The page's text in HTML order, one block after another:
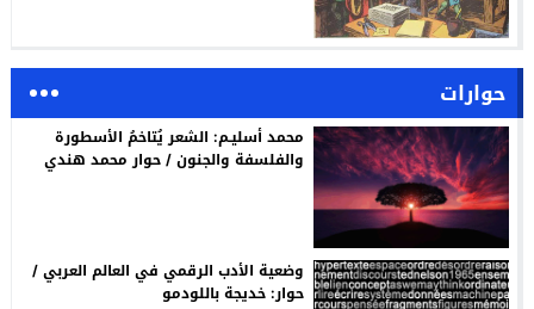
حوارات
محمد أسليـم: الشعر يُتاخمُ الأسطورة
والفلسفة والجنون / حوار محمد هندي
وضعية الأدب الرقمي في العالم العربي /
حوار: خديجة باللودمو